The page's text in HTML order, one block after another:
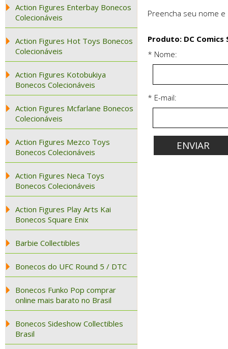
Action Figures Enterbay Bonecos
Colecionáveis
Action Figures Hot Toys Bonecos
Colecionáveis
Action Figures Kotobukiya
Bonecos Colecionáveis
Action Figures Mcfarlane Bonecos
Colecionáveis
Action Figures Mezco Toys
Bonecos Colecionáveis
Action Figures Neca Toys
Bonecos Colecionáveis
Action Figures Play Arts Kai
Bonecos Square Enix
Barbie Collectibles
Bonecos do UFC Round 5 / DTC
Bonecos Funko Pop comprar
online mais barato no Brasil
Bonecos Sideshow Collectibles
Brasil
Preencha seu nome
Produto: DC
* Nome:
* E-mail: